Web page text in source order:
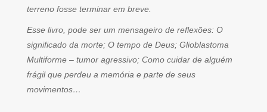
terreno fosse terminar em breve.
Esse livro, pode ser um mensageiro de reflexões: O
significado da morte; O tempo de Deus; Glioblastoma
Multiforme – tumor agressivo; Como cuidar de alguém
frágil que perdeu a memória e parte de seus
movimentos…